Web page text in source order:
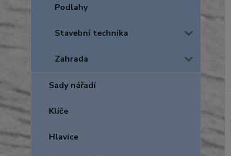
Podlahy
Stavební technika
Zahrada
Sady nářadí
Klíče
Hlavice